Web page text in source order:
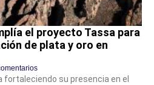
el proyecto Tassa para
de plata y oro en
su presencia en el